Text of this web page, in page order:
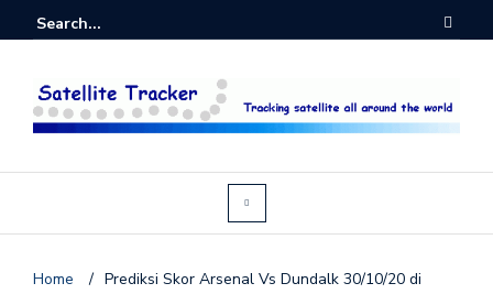
Home / Prediksi Skor Arsenal Vs Dundalk 30/10/20 di